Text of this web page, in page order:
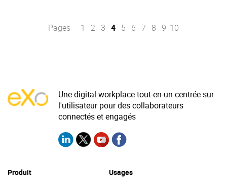
Pages 1 2 3 4 5 6 7 8 9 10
Une digital workplace tout-en-un centrée sur
l'utilisateur pour des collaborateurs
connectés et engagés
Produit Usages